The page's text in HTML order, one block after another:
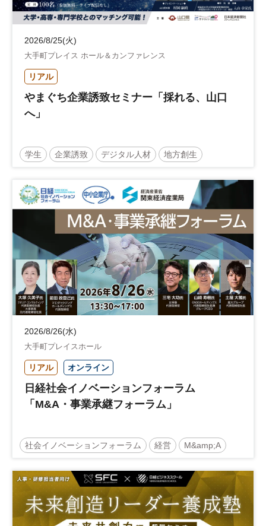
2026/8/25(火)
大手町プレイス ホール＆カンファレンス
リアル
やまぐち企業誘致セミナー「採れる、山口
へ」
学生 企業誘致 デジタル人材 地方創生
地域活性化 自治体
2026/8/26(水)
大手町プレイスホール
リアル オンライン
日経社会イノベーションフォーラム
「M&A・事業承継フォーラム」
社会イノベーションフォーラム 経営 M&amp;A
事業承継 中堅中小企業
日経社会イノベーションフォーラム 参加無料